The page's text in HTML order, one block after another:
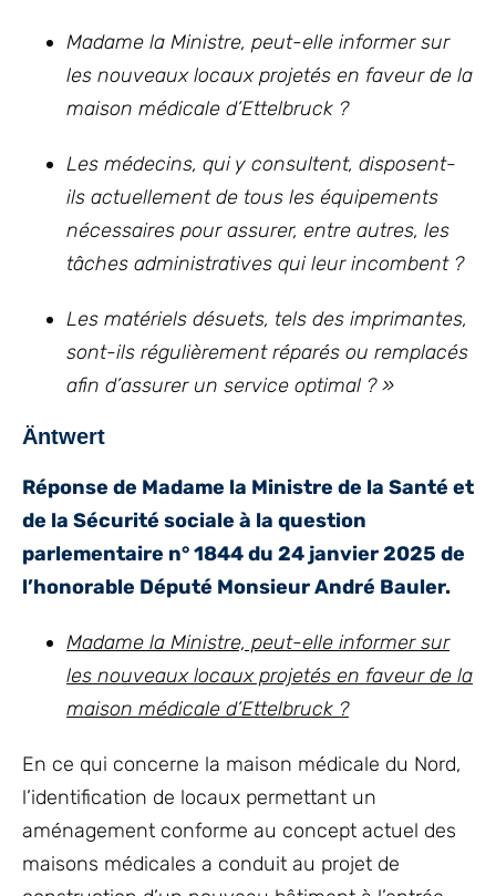
Madame la Ministre, peut-elle informer sur
les nouveaux locaux projetés en faveur de la
maison médicale d’Ettelbruck ?
Les médecins, qui y consultent, disposent-
ils actuellement de tous les équipements
nécessaires pour assurer, entre autres, les
tâches administratives qui leur incombent ?
Les matériels désuets, tels des imprimantes,
sont-ils régulièrement réparés ou remplacés
afin d’assurer un service optimal ? »
Äntwert
Réponse de Madame la Ministre de la Santé et
de la Sécurité sociale à la question
parlementaire n° 1844 du 24 janvier 2025 de
l’honorable Député Monsieur André Bauler.
Madame la Ministre, peut-elle informer sur
les nouveaux locaux projetés en faveur de la
maison médicale d’Ettelbruck ?
En ce qui concerne la maison médicale du Nord,
l’identification de locaux permettant un
aménagement conforme au concept actuel des
maisons médicales a conduit au projet de